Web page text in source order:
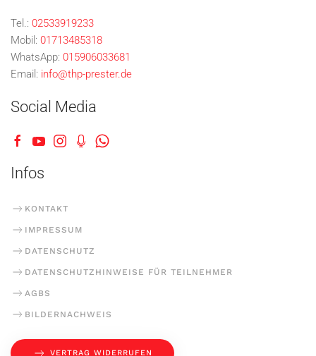
Tel.: 02533919233
Mobil: 01713485318
WhatsApp: 015906033681
Email: info@thp-prester.de
Social Media
Infos
KONTAKT
IMPRESSUM
DATENSCHUTZ
DATENSCHUTZHINWEISE FÜR TEILNEHMER
AGBS
BILDERNACHWEIS
VERTRAG WIDERRUFEN